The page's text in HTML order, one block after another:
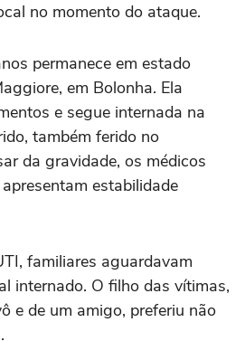
no momento do ataque.
permanece em estado
em Bolonha. Ela
e segue internada na
também ferido no
da gravidade, os médicos
estabilidade
familiares aguardavam
internado. O filho das vítimas,
e de um amigo, preferiu não